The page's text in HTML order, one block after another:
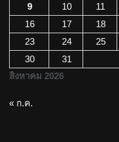
สิงหาคม 2026
9
10 11
16
17 18
23
24 25
30
31
« ก.ค.